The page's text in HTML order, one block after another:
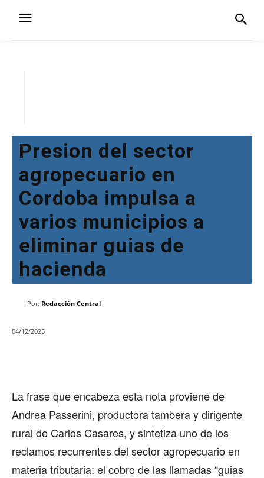
Presion del sector
agropecuario en
Cordoba impulsa a
varios municipios a
eliminar guias de
hacienda
Por: Redacción Central
04/12/2025
La frase que encabeza esta nota proviene de
Andrea Passerini, productora tambera y dirigente
rural de Carlos Casares, y sintetiza uno de los
reclamos recurrentes del sector agropecuario en
materia tributaria: el cobro de las llamadas “guias